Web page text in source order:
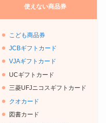
使えない商品券
こども商品券
JCBギフトカード
VJAギフトカード
UCギフトカード
三菱UFJニコスギフトカード
クオカード
図書カード